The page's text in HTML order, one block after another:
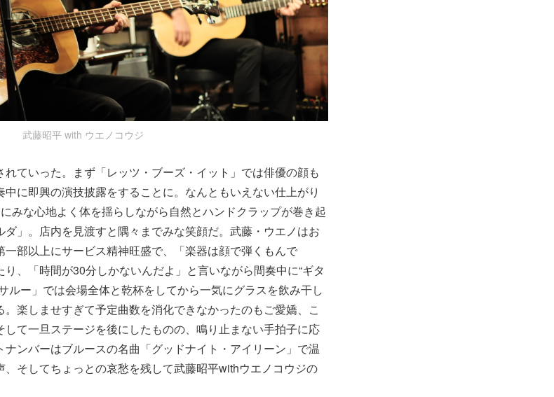
武藤昭平 with ウエノコウジ
ていった。まず「レッツ・ブーズ・イット」では俳優の顔も
に即興の演技披露をすることに。なんともいえない仕上がり
みな心地よく体を揺らしながら自然とハンドクラップが巻き起
」。店内を見渡すと隅々までみな笑顔だ。武藤・ウエノはお
部以上にサービス精神旺盛で、「楽器は顔で弾くもんで
、「時間が30分しかないんだよ」と言いながら間奏中に“ギタ
ルー」では会場全体と乾杯をしてから一気にグラスを飲み干し
楽しませすぎて予定曲数を消化できなかったのもご愛嬌、こ
て一旦ステージを後にしたものの、鳴り止まない手拍子に応
ナンバーはブルースの名曲「グッドナイト・アイリーン」で温
そしてちょっとの哀愁を残して武藤昭平withウエノコウジの